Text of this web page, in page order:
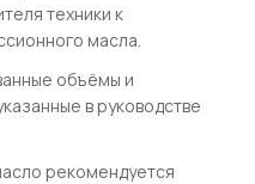
техники к
масла.
объёмы и
в руководстве
рекомендуется